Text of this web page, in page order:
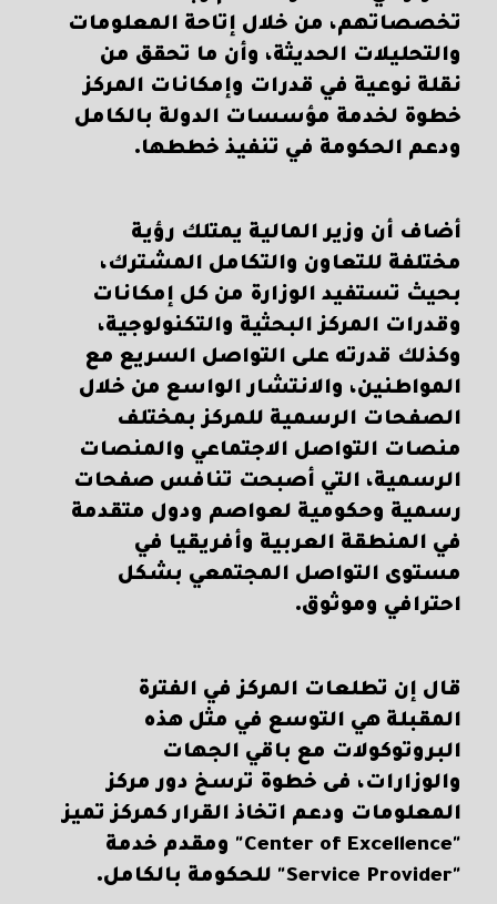
تخصصاتهم، من خلال إتاحة المعلومات
والتحليلات الحديثة، وأن ما تحقق من
نقلة نوعية في قدرات وإمكانات المركز
خطوة لخدمة مؤسسات الدولة بالكامل
ودعم الحكومة في تنفيذ خططها.
أضاف أن وزير المالية يمتلك رؤية
مختلفة للتعاون والتكامل المشترك،
بحيث تستفيد الوزارة من كل إمكانات
وقدرات المركز البحثية والتكنولوجية،
وكذلك قدرته على التواصل السريع مع
المواطنين، والانتشار الواسع من خلال
الصفحات الرسمية للمركز بمختلف
منصات التواصل الاجتماعي والمنصات
الرسمية، التي أصبحت تنافس صفحات
رسمية وحكومية لعواصم ودول متقدمة
في المنطقة العربية وأفريقيا في
مستوى التواصل المجتمعي بشكل
احترافي وموثوق.
قال إن تطلعات المركز في الفترة
المقبلة هي التوسع في مثل هذه
البروتوكولات مع باقي الجهات
والوزارات، فى خطوة ترسخ دور مركز
المعلومات ودعم اتخاذ القرار كمركز تميز
"Center of Excellence" ومقدم خدمة
"Service Provider" للحكومة بالكامل.